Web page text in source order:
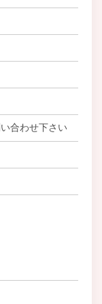
合わせ下さい